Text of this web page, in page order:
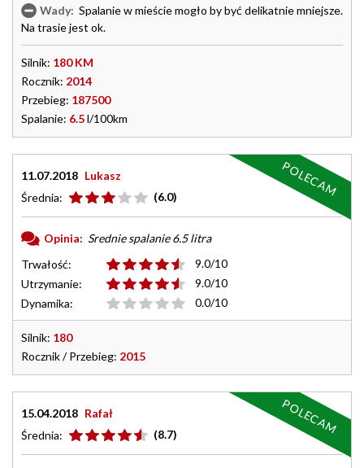
Wady: Spalanie w mieście mogło by być delikatnie mniejsze.
Na trasie jest ok.
Silnik: 180 KM
Rocznik: 2014
Przebieg: 187500
Spalanie: 6.5l/100km
11.07.2018 Lukasz
Średnia:
(6.0)
Opinia: Srednie spalanie 6.5 litra
Trwałość:
9.0/10
Utrzymanie:
9.0/10
Dynamika:
0.0/10
Silnik: 180
Rocznik / Przebieg: 2015
POLECAM
15.04.2018 Rafał
Średnia:
(8.7) POLECAM